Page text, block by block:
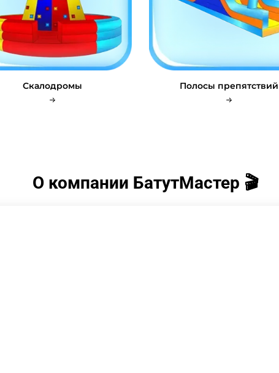
Скалодромы Полосы препятствий
О компании БатутМастер 🎬